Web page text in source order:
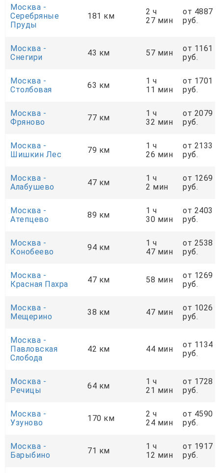
Москва -
Серебряные
Пруды
181 км
2 ч
27 мин
от 4887
руб.
Москва -
Снегири
43 км 57 мин
от 1161
руб.
Москва -
Столбовая
63 км
1 ч
11 мин
от 1701
руб.
Москва -
Фряново
77 км
1 ч
32 мин
от 2079
руб.
Москва -
Шишкин Лес
79 км
1 ч
26 мин
от 2133
руб.
Москва -
Алабушево
47 км
1 ч
2 мин
от 1269
руб.
Москва -
Атепцево
89 км
1 ч
30 мин
от 2403
руб.
Москва -
Конобеево
94 км
1 ч
47 мин
от 2538
руб.
Москва -
Красная Пахра
47 км 58 мин
от 1269
руб.
Москва -
Мещерино
38 км 47 мин
от 1026
руб.
Москва -
Павловская
Слобода
42 км 44 мин
от 1134
руб.
Москва -
Речицы
64 км
1 ч
21 мин
от 1728
руб.
Москва -
Узуново
170 км
2 ч
24 мин
от 4590
руб.
Москва -
Барыбино
71 км
1 ч
12 мин
от 1917
руб.